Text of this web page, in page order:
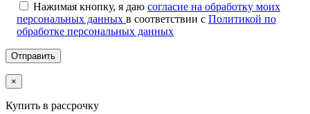
Нажимая кнопку, я даю согласие на обработку моих
персональных данных в соответствии с Политикой по
обработке персональных данных
×
Купить в рассрочку